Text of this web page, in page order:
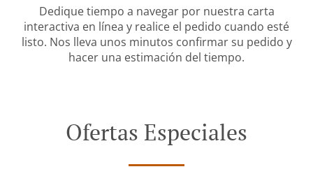
Dedique tiempo a navegar por nuestra carta
interactiva en línea y realice el pedido cuando esté
listo. Nos lleva unos minutos confirmar su pedido y
hacer una estimación del tiempo.
Ofertas Especiales